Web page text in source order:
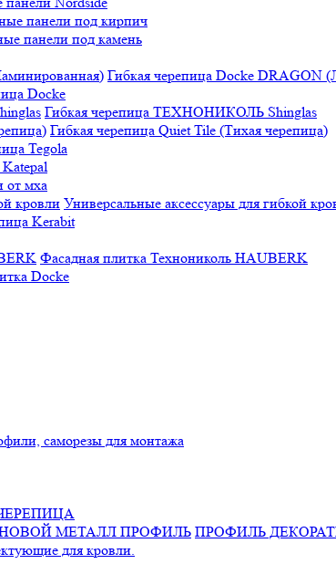
панели под кирпич
панели под камень
Гибкая черепица Docke DRAGON
Docke
Гибкая черепица ТЕХНОНИКОЛЬ Shinglas
Гибкая черепица Quiet Tile (Тихая черепица)
Tegola
от мха
Универсальные аксессуары для гибкой
Kerabit
Фасадная плитка Технониколь HAUBERK
Docke
саморезы для монтажа
ПРОФИЛЬ
для кровли.